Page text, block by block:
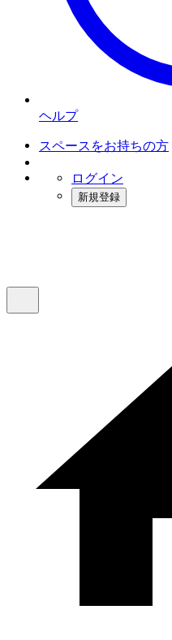
ヘルプ
スペースをお持ちの方
ログイン
新規登録